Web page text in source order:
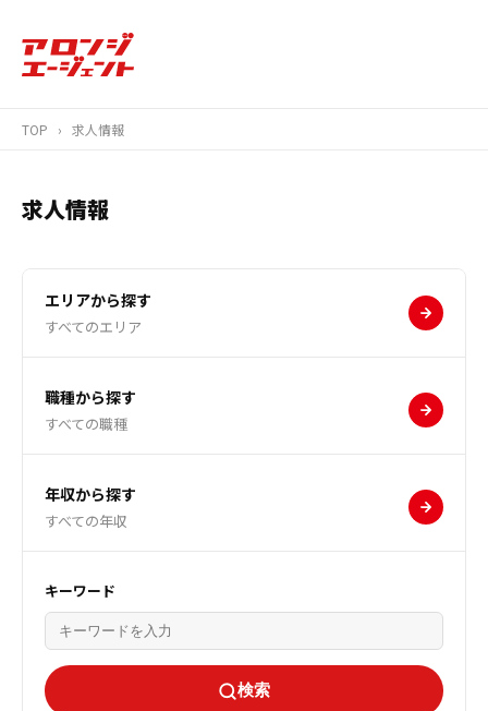
TOP › 求人情報
求人情報
エリアから探す
すべてのエリア
職種から探す
すべての職種
年収から探す
すべての年収
キーワード
検索